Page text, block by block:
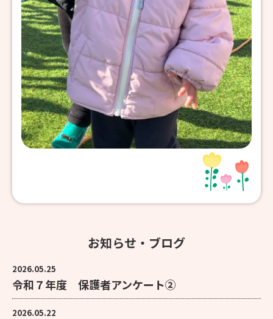
お知らせ・ブログ
2026.05.25
令和７年度 保護者アンケート②
2026.05.22